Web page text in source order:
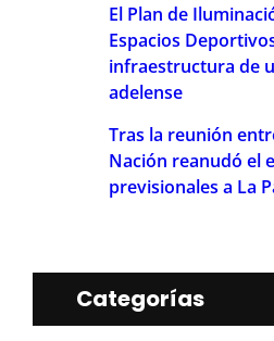
El Plan de
Espacios
infraestructura de
adelense
Tras la reunión
Nación reanudó el
previsionales a La
Categorías